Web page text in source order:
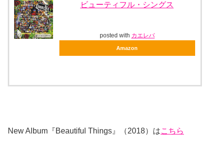
ビューティフル・シングス
posted with カエレバ
Amazon
New Album『Beautiful Things』（2018）はこちら